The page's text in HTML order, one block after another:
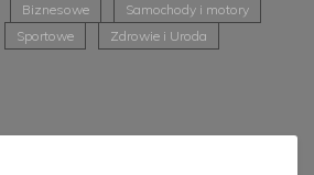
Biznesowe
Samochody i motory
Sportowe Zdrowie i Uroda